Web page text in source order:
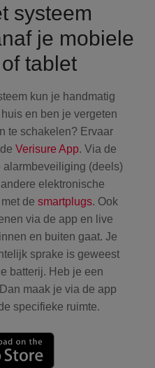
systeem
je mobiele
tablet
kun je handmatig
en ben je vergeten
te schakelen? Ervaar
Verisure App. Via de
alarmbeveiliging (deels)
elektronische
de smartplugs. Ook
via de app en live
en buiten gaat. Je
sprake is geweest
batterij. Heb je een
maak je via de app
specifieke ruimte.